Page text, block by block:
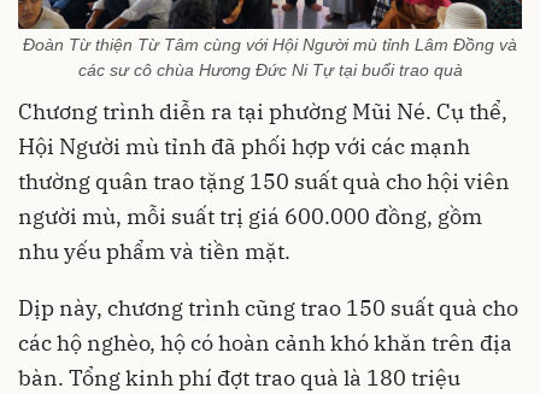
Đoàn Từ thiện Từ Tâm cùng với Hội Người mù tỉnh Lâm Đồng và
các sư cô chùa Hương Đức Ni Tự tại buổi trao quà
Chương trình diễn ra tại phường Mũi Né. Cụ thể,
Hội Người mù tỉnh đã phối hợp với các mạnh
thường quân trao tặng 150 suất quà cho hội viên
người mù, mỗi suất trị giá 600.000 đồng, gồm
nhu yếu phẩm và tiền mặt.
Dịp này, chương trình cũng trao 150 suất quà cho
các hộ nghèo, hộ có hoàn cảnh khó khăn trên địa
bàn. Tổng kinh phí đợt trao quà là 180 triệu